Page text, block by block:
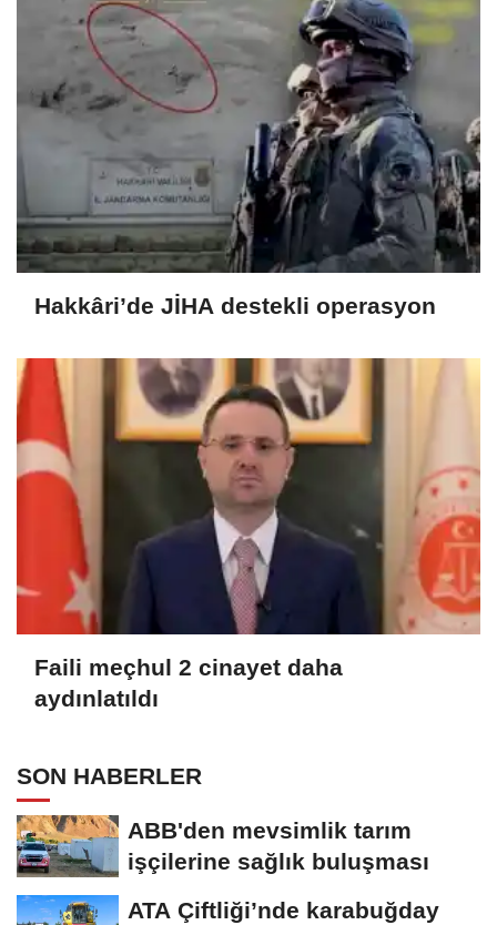
Hakkâri’de JİHA destekli operasyon
Faili meçhul 2 cinayet daha
aydınlatıldı
SON HABERLER
ABB'den mevsimlik tarım
işçilerine sağlık buluşması
ATA Çiftliği’nde karabuğday